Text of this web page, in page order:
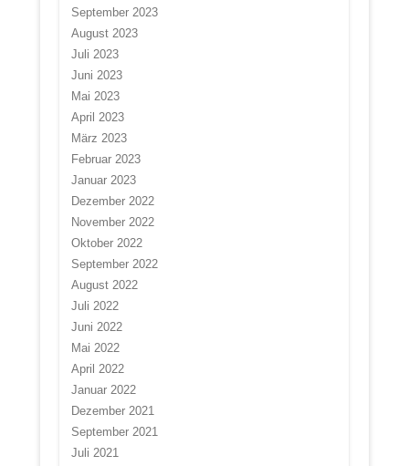
September 2023
August 2023
Juli 2023
Juni 2023
Mai 2023
April 2023
März 2023
Februar 2023
Januar 2023
Dezember 2022
November 2022
Oktober 2022
September 2022
August 2022
Juli 2022
Juni 2022
Mai 2022
April 2022
Januar 2022
Dezember 2021
September 2021
Juli 2021